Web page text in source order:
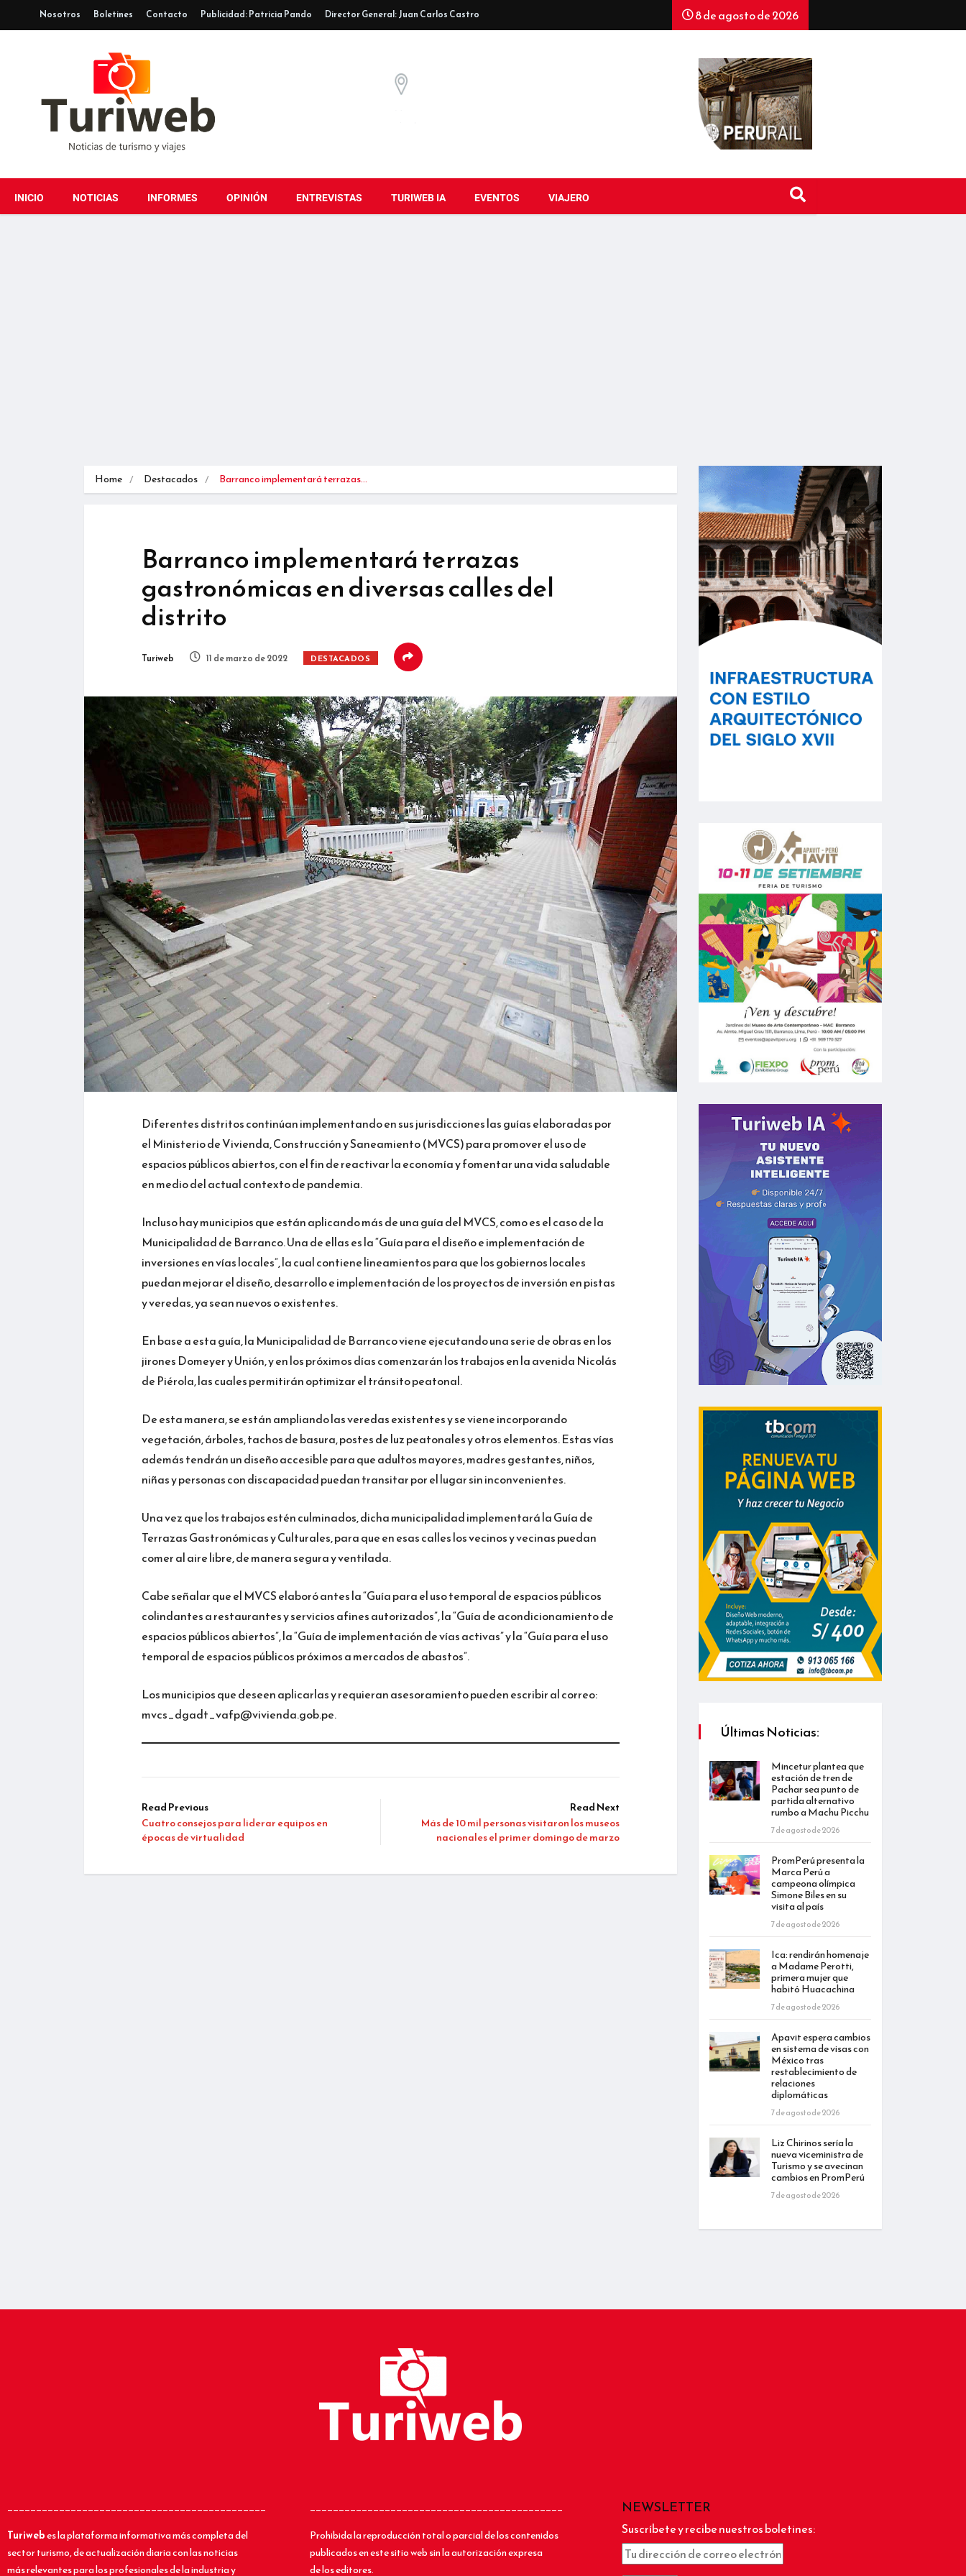
Nosotros Boletines Contacto Publicidad: Patricia Pando Director General: Juan Carlos Castro 8 de agosto de 2026
INICIO NOTICIAS INFORMES OPINIÓN ENTREVISTAS TURIWEB IA EVENTOS VIAJERO
Home Destacados Barranco implementará terrazas…
Barranco implementará terrazas
gastronómicas en diversas calles del
distrito
Turiweb 11 de marzo de 2022 DESTACADOS
Diferentes distritos continúan implementando en sus jurisdicciones las guías elaboradas por
el Ministerio de Vivienda, Construcción y Saneamiento (MVCS) para promover el uso de
espacios públicos abiertos, con el fin de reactivar la economía y fomentar una vida saludable
en medio del actual contexto de pandemia.
Incluso hay municipios que están aplicando más de una guía del MVCS, como es el caso de la
Municipalidad de Barranco. Una de ellas es la “Guía para el diseño e implementación de
inversiones en vías locales”, la cual contiene lineamientos para que los gobiernos locales
puedan mejorar el diseño, desarrollo e implementación de los proyectos de inversión en pistas
y veredas, ya sean nuevos o existentes.
En base a esta guía, la Municipalidad de Barranco viene ejecutando una serie de obras en los
jirones Domeyer y Unión, y en los próximos días comenzarán los trabajos en la avenida Nicolás
de Piérola, las cuales permitirán optimizar el tránsito peatonal.
De esta manera, se están ampliando las veredas existentes y se viene incorporando
vegetación, árboles, tachos de basura, postes de luz peatonales y otros elementos. Estas vías
además tendrán un diseño accesible para que adultos mayores, madres gestantes, niños,
niñas y personas con discapacidad puedan transitar por el lugar sin inconvenientes.
Una vez que los trabajos estén culminados, dicha municipalidad implementará la Guía de
Terrazas Gastronómicas y Culturales, para que en esas calles los vecinos y vecinas puedan
comer al aire libre, de manera segura y ventilada.
Cabe señalar que el MVCS elaboró antes la “Guía para el uso temporal de espacios públicos
colindantes a restaurantes y servicios afines autorizados”, la “Guía de acondicionamiento de
espacios públicos abiertos”, la “Guía de implementación de vías activas” y la “Guía para el uso
temporal de espacios públicos próximos a mercados de abastos”.
Los municipios que deseen aplicarlas y requieran asesoramiento pueden escribir al correo:
mvcs_dgadt_vafp@vivienda.gob.pe.
Read Previous
Cuatro consejos para liderar equipos en
épocas de virtualidad
Read Next
Más de 10 mil personas visitaron los museos
nacionales el primer domingo de marzo
Últimas Noticias:
Mincetur plantea que
estación de tren de
Pachar sea punto de
partida alternativo
rumbo a Machu Picchu
7 de agosto de 2026
PromPerú presenta la
Marca Perú a
campeona olímpica
Simone Biles en su
visita al país
7 de agosto de 2026
Ica: rendirán homenaje
a Madame Perotti,
primera mujer que
habitó Huacachina
7 de agosto de 2026
Apavit espera cambios
en sistema de visas con
México tras
restablecimiento de
relaciones
diplomáticas
7 de agosto de 2026
Liz Chirinos sería la
nueva viceministra de
Turismo y se avecinan
cambios en PromPerú
7 de agosto de 2026
_____________________________________________
Turiwebes la plataforma informativa más completa del
sector turismo, de actualización diaria con las noticias
más relevantes para los profesionales de la industria y
____________________________________________
Prohibida la reproducción total o parcial de los contenidos
publicados en este sitio web sin la autorización expresa
de los editores.
NEWSLETTER
Suscríbete y recibe nuestros boletines: